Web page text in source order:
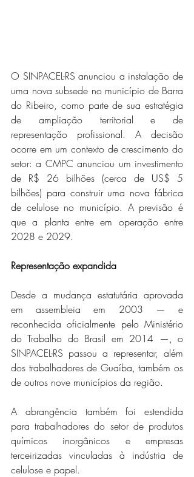
O SINPACEL-RS anunciou a instalação de
uma nova subsede no município de Barra
do Ribeiro, como parte de sua estratégia
de ampliação territorial e de
representação profissional. A decisão
ocorre em um contexto de crescimento do
setor: a CMPC anunciou um investimento
de R$ 26 bilhões (cerca de US$ 5
bilhões) para construir uma nova fábrica
de celulose no município. A previsão é
que a planta entre em operação entre
2028 e 2029.
Representação expandida
Desde a mudança estatutária aprovada
em assembleia em 2003 — e
reconhecida oficialmente pelo Ministério
do Trabalho do Brasil em 2014 —, o
SINPACEL-RS passou a representar, além
dos trabalhadores de Guaíba, também os
de outros nove municípios da região.
A abrangência também foi estendida
para trabalhadores do setor de produtos
químicos inorgânicos e empresas
terceirizadas vinculadas à indústria de
celulose e papel.